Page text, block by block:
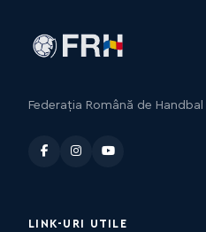
Federația Română de Handbal
LINK-URI UTILE